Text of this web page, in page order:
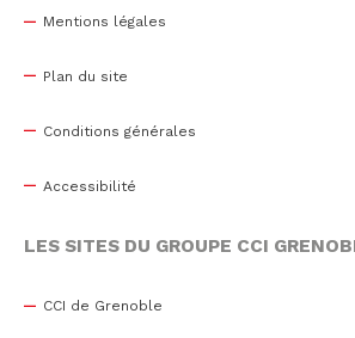
Mentions légales
Plan du site
Conditions générales
Accessibilité
LES SITES DU GROUPE CCI
CCI de Grenoble